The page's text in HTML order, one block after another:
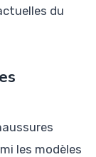
du
les modèles